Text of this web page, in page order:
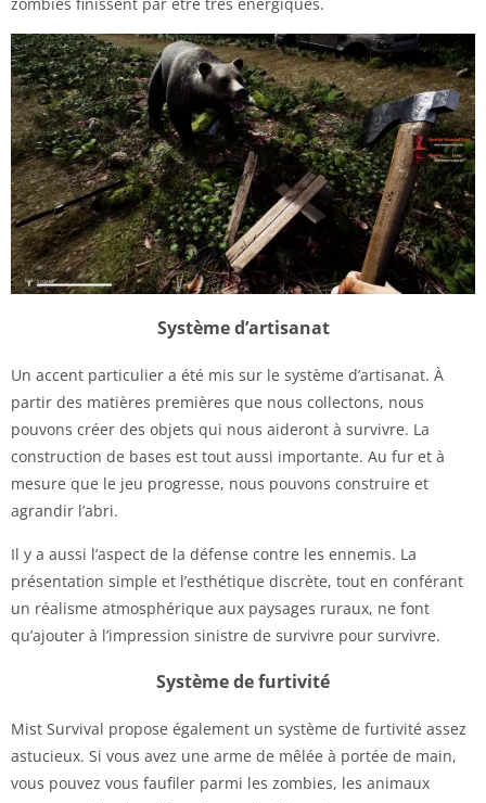
Système d’artisanat
Un accent particulier a été mis sur le système d’artisanat. À
partir des matières premières que nous collectons, nous
pouvons créer des objets qui nous aideront à survivre. La
construction de bases est tout aussi importante. Au fur et à
mesure que le jeu progresse, nous pouvons construire et
agrandir l’abri.
Il y a aussi l’aspect de la défense contre les ennemis. La
présentation simple et l’esthétique discrète, tout en conférant
un réalisme atmosphérique aux paysages ruraux, ne font
qu’ajouter à l’impression sinistre de survivre pour survivre.
Système de furtivité
Mist Survival propose également un système de furtivité assez
astucieux. Si vous avez une arme de mêlée à portée de main,
vous pouvez vous faufiler parmi les zombies, les animaux